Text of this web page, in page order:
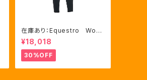
在庫あり：Equestro Wom
en's ラインストーン レギ
ンスL（ETW00135）
¥18,018
30%OFF